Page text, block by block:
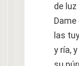
de
las
y ría,